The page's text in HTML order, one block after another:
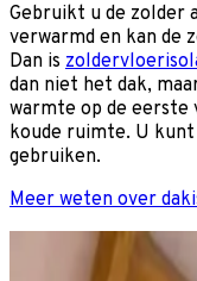
Gebruikt u de zolder
verwarmd en kan de
Dan is
dan niet het dak,
warmte op de eerste
koude ruimte. U
gebruiken.
Meer weten over